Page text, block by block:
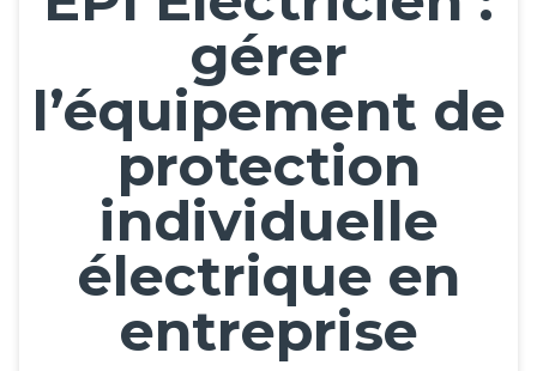
gérer
l’équipement de
protection
individuelle
électrique en
entreprise